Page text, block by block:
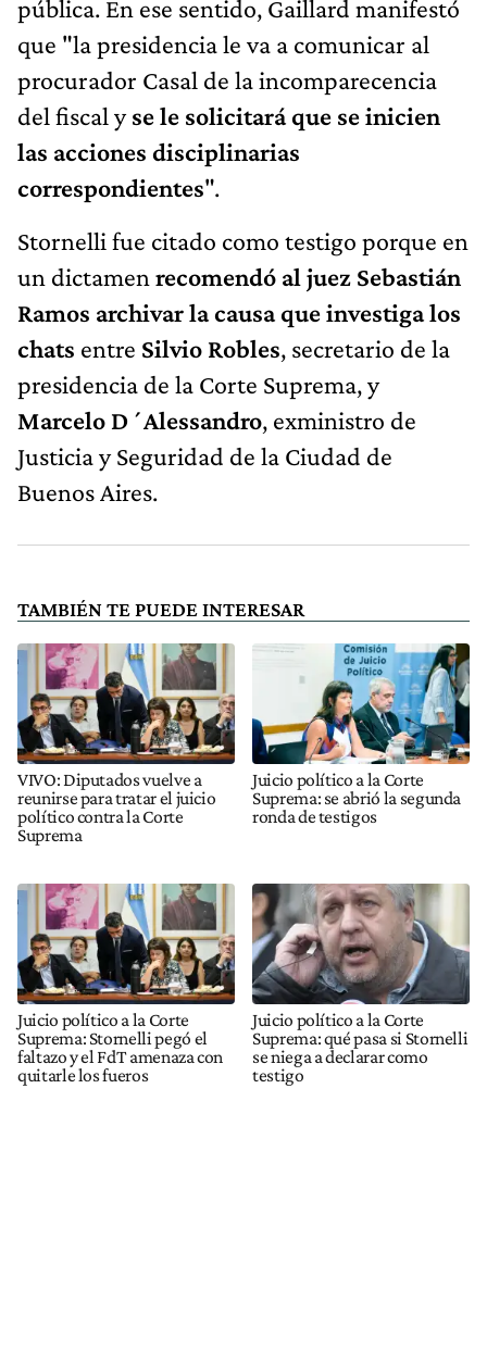
pública. En ese sentido, Gaillard manifestó
que "la presidencia le va a comunicar al
procurador Casal de la incomparecencia
del fiscal yse le solicitará que se inicien
las acciones disciplinarias
correspondientes".
Stornelli fue citado como testigo porque en
un dictamen recomendó al juez Sebastián
Ramos archivar la causa que investiga los
chats entre Silvio Robles, secretario de la
presidencia de la Corte Suprema, y
Marcelo D´Alessandro, exministro de
Justicia y Seguridad de la Ciudad de
Buenos Aires.
TAMBIÉN TE PUEDE INTERESAR
VIVO: Diputados vuelve a
reunirse para tratar el juicio
político contra la Corte
Suprema
Juicio político a la Corte
Suprema: se abrió la segunda
ronda de testigos
Juicio político a la Corte
Suprema: Stornelli pegó el
faltazo y el FdT amenaza con
quitarle los fueros
Juicio político a la Corte
Suprema: qué pasa si Stornelli
se niega a declarar como
testigo